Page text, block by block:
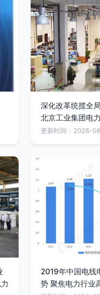
深化改革统揽全
北京工业集团电
更新时间：2026-
2019年中国电线
势 聚焦电力行业